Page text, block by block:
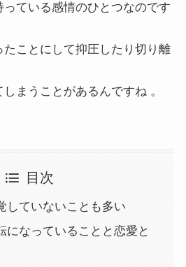
ている感情のひとつなのです
たことにして抑圧したり切り離
まうことがあるんですね 。
目次
していないことも多い
になっていることと恋愛と